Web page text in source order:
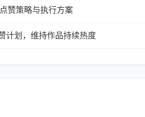
赞策略与执行方案
计划，维持作品持续热度